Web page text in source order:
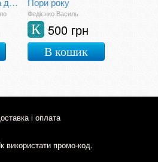
Федієнко Василь
500 грн
К
В кошик
і оплата
використати промо-код.